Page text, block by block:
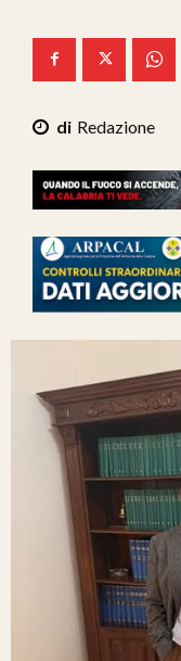
Mix Zone
Redazione